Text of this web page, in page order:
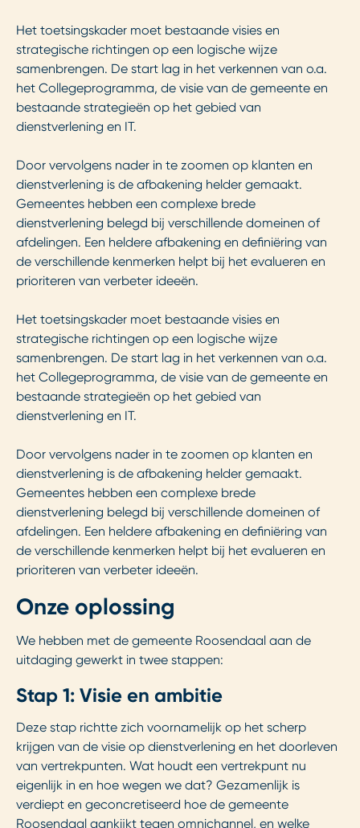
Het toetsingskader moet bestaande visies en
strategische richtingen op een logische wijze
samenbrengen. De start lag in het verkennen van o.a.
het Collegeprogramma, de visie van de gemeente en
bestaande strategieën op het gebied van
dienstverlening en IT.
Door vervolgens nader in te zoomen op klanten en
dienstverlening is de afbakening helder gemaakt.
Gemeentes hebben een complexe brede
dienstverlening belegd bij verschillende domeinen of
afdelingen. Een heldere afbakening en definiëring van
de verschillende kenmerken helpt bij het evalueren en
prioriteren van verbeter ideeën.
Het toetsingskader moet bestaande visies en
strategische richtingen op een logische wijze
samenbrengen. De start lag in het verkennen van o.a.
het Collegeprogramma, de visie van de gemeente en
bestaande strategieën op het gebied van
dienstverlening en IT.
Door vervolgens nader in te zoomen op klanten en
dienstverlening is de afbakening helder gemaakt.
Gemeentes hebben een complexe brede
dienstverlening belegd bij verschillende domeinen of
afdelingen. Een heldere afbakening en definiëring van
de verschillende kenmerken helpt bij het evalueren en
prioriteren van verbeter ideeën.
Onze oplossing
We hebben met de gemeente Roosendaal aan de
uitdaging gewerkt in twee stappen:
Stap 1: Visie en ambitie
Deze stap richtte zich voornamelijk op het scherp
krijgen van de visie op dienstverlening en het doorleven
van vertrekpunten. Wat houdt een vertrekpunt nu
eigenlijk in en hoe wegen we dat? Gezamenlijk is
verdiept en geconcretiseerd hoe de gemeente
Roosendaal aankijkt tegen omnichannel, en welke